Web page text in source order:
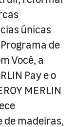
únicas
de
Você, a
Pay e o
MERLIN
madeiras,